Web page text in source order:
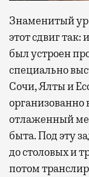
Знаменитый
этот сдвиг
был устроен
специально
Сочи, Ялты и
организованно
отлаженный
быта. Под эту
до столовых и
потом